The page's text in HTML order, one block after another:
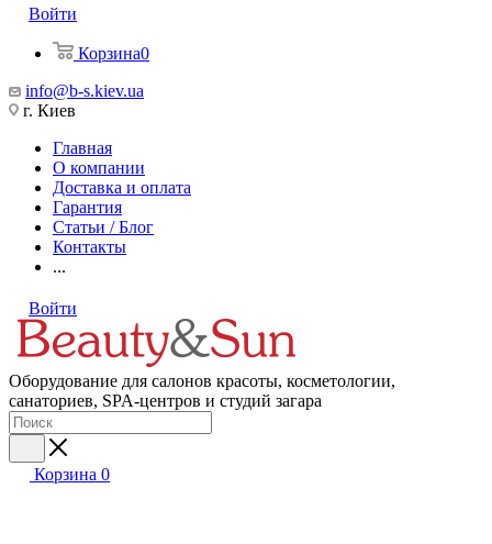
Войти
Корзина0
info@b-s.kiev.ua
г. Киев
Главная
О компании
Доставка и оплата
Гарантия
Статьи / Блог
Контакты
...
Войти
Оборудование для салонов красоты, косметологии,
санаториев, SPA-центров и студий загара
Корзина 0